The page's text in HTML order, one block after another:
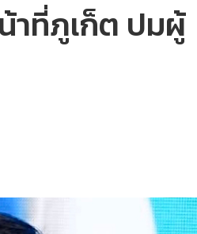
าที่ภูเก็ต ปมผู้